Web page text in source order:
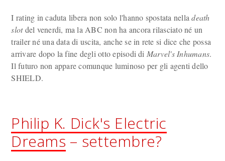
I rating in caduta libera non solo l'hanno spostata nelladeath
slotdel venerdi, ma la ABC non ha ancora rilasciato né un
trailer né una data di uscita, anche se in rete si dice che possa
arrivare dopo la fine degli otto episodi di Marvel's Inhumans.
Il futuro non appare comunque luminoso per gli agenti dello
SHIELD.
Philip K. Dick's Electric
Dreams – settembre?